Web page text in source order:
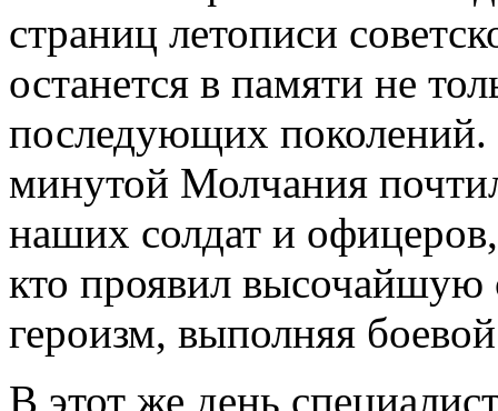
страниц летописи
останется в памяти не
последующих
минутой Молчания
наших солдат и
кто проявил высочайшую
героизм, выполняя
В этот же день